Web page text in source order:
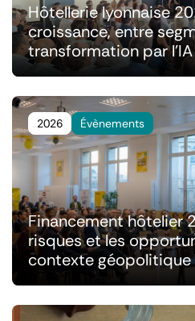
Hôtellerie lyonnaise
croissance, entre
transformation par l'IA
2026 Évènements
Financement hôtelier
risques et les
contexte géopolitique